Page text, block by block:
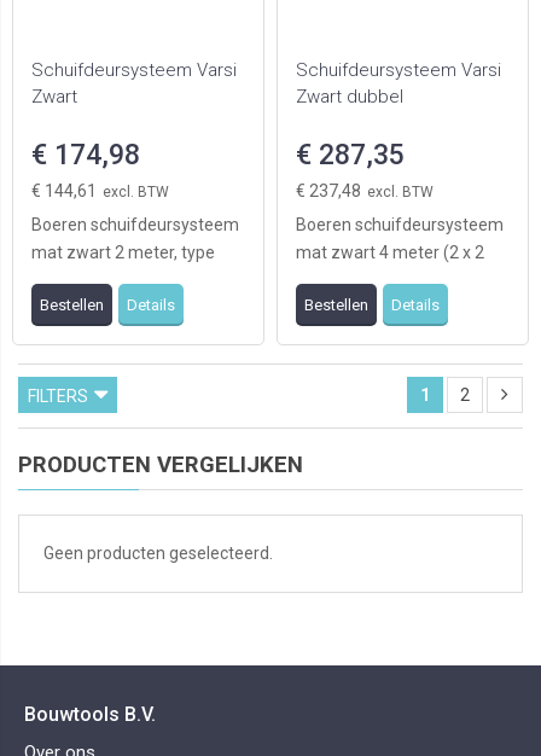
Schuifdeursysteem Varsi
Zwart
€ 174,98
€ 144,61
Boeren schuifdeursysteem
mat zwart 2 meter, type
Varsi geschikt voor 1deur
(levering exclu ...
Bestellen Details
Schuifdeursysteem Varsi
Zwart dubbel
€ 287,35
€ 237,48
Boeren schuifdeursysteem
mat zwart 4 meter (2 x 2
meter), type Varsi, geschikt
voor twee d ...
Bestellen Details
FILTERS 1 2
PRODUCTEN VERGELIJKEN
Geen producten geselecteerd.
Bouwtools B.V.